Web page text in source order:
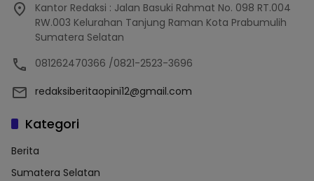
Kantor Redaksi : Jalan Basuki Rahmat No. 098 RT.004
RW.003 Kelurahan Tanjung Raman Kota Prabumulih
Sumatera Selatan
081262470366 /0821-2523-3696
redaksiberitaopini12@gmail.com
Kategori
Berita
Sumatera Selatan